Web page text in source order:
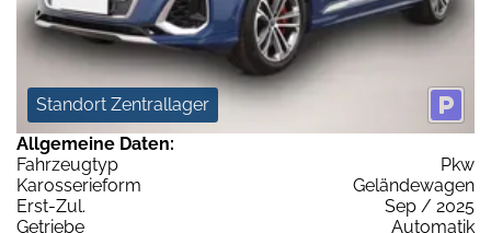
Standort Zentrallager
Allgemeine Daten:
Fahrzeugtyp
Pkw
Karosserieform
Geländewagen
Erst-Zul.
Sep / 2025
Getriebe
Automatik